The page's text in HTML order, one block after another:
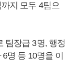
지 모두 4팀으
팀장급 3명, 행정
명 등 10명을 이